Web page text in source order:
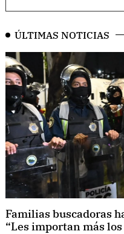
ÚLTIMAS NOTICIAS
Familias buscadoras
“Les importan más